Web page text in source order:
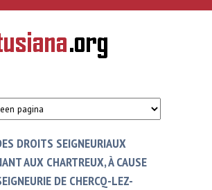
gaan
DROITS SEIGNEURIAUX
AUX CHARTREUX, À CAUSE
DE CHERCQ-LEZ-